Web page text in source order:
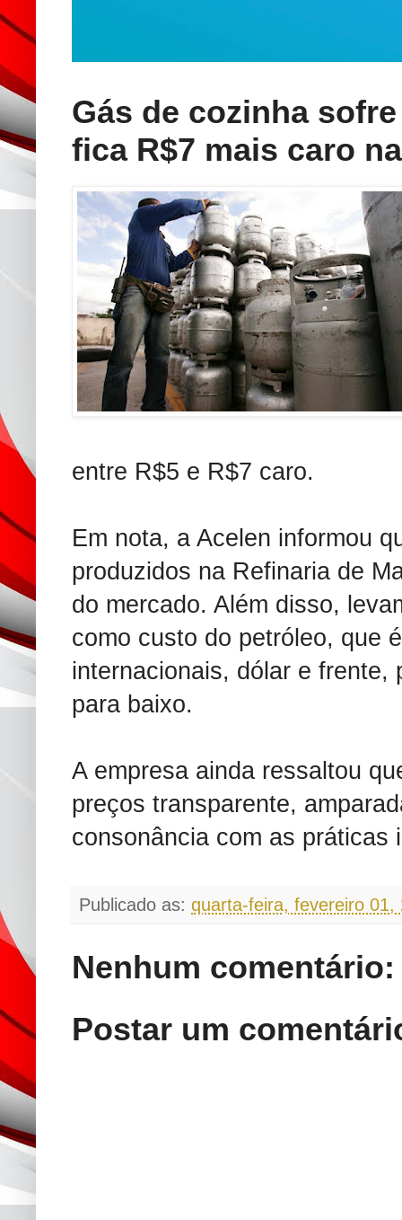
Gás de cozinha
fica R$7 mais caro
entre R$5 e R$7 caro.
Em nota, a Acelen informou
produzidos na Refinaria de
do mercado. Além disso,
como custo do petróleo, que
internacionais, dólar e frente,
para baixo.
A empresa ainda ressaltou
preços transparente,
consonância com as práticas
Publicado as: quarta-feira, fevereiro 01,
Nenhum comentário:
Postar um